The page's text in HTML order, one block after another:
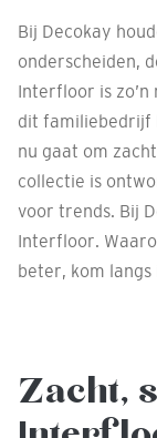
Bij Decokay
onderscheiden,
Interfloor is
dit familiebedrijf
nu gaat om
collectie is
voor trends. Bij
Interfloor.
beter, kom
Zacht,